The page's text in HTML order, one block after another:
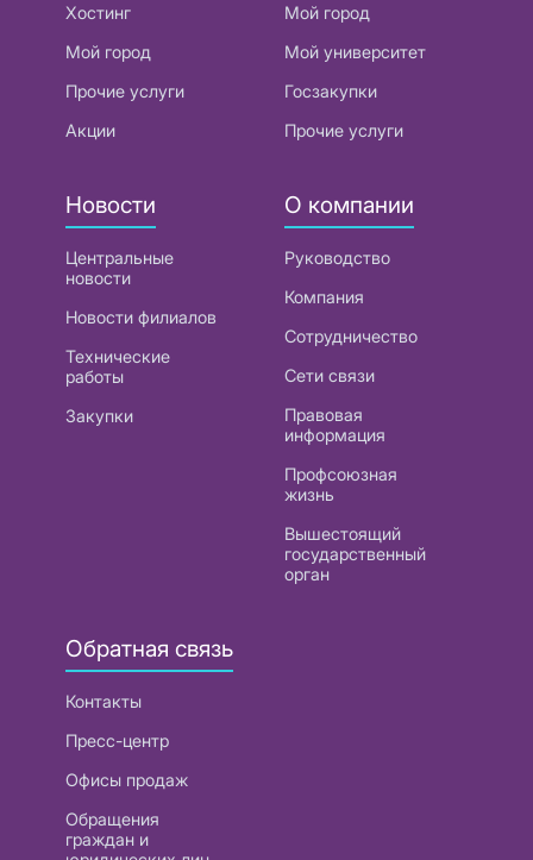
Хостинг
Мой город
Прочие услуги
Акции
Мой город
Мой университет
Госзакупки
Прочие услуги
Новости
Центральные
новости
Новости филиалов
Технические
работы
Закупки
О компании
Руководство
Компания
Сотрудничество
Сети связи
Правовая
информация
Профсоюзная
жизнь
Вышестоящий
государственный
орган
Обратная связь
Контакты
Пресс-центр
Офисы продаж
Обращения
граждан и